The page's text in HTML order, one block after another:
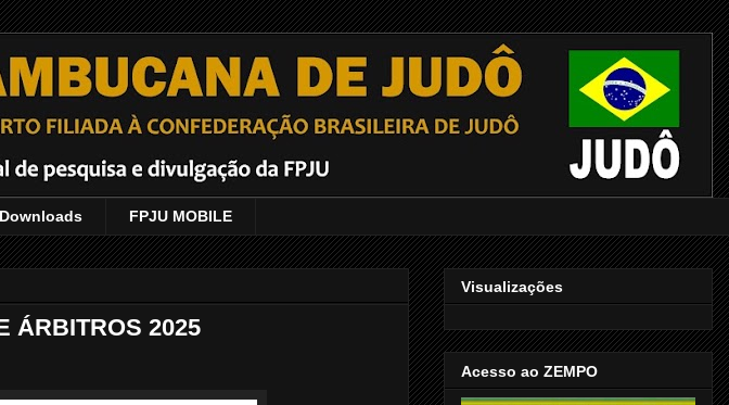
Downloads FPJU MOBILE
ÁRBITROS 2025
Visualizações
Acesso ao ZEMPO